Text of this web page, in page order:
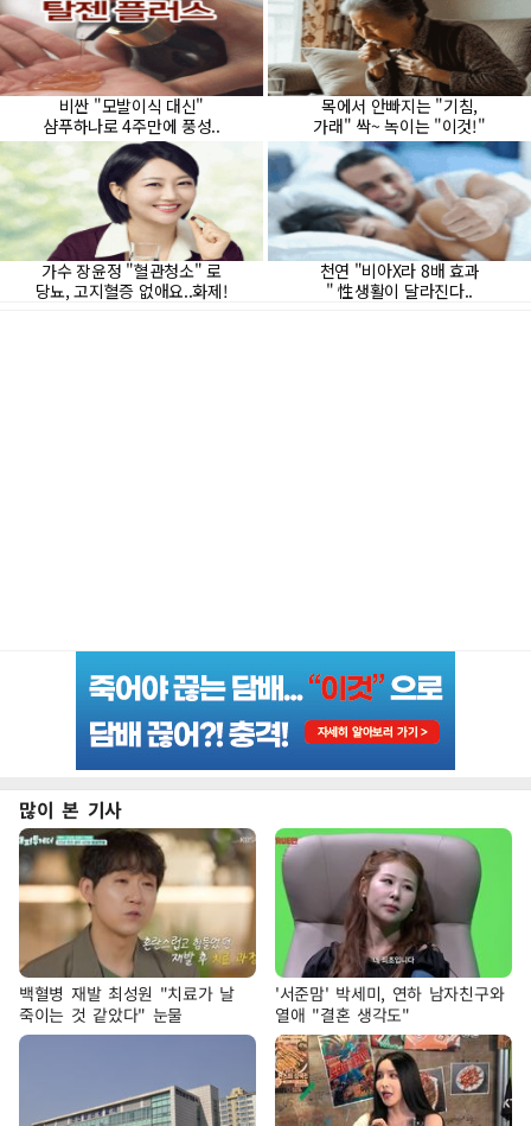
많이 본 기사
백혈병 재발 최성원 "치료가 날
죽이는 것 같았다" 눈물
'서준맘' 박세미, 연하 남자친구와
열애 "결혼 생각도"